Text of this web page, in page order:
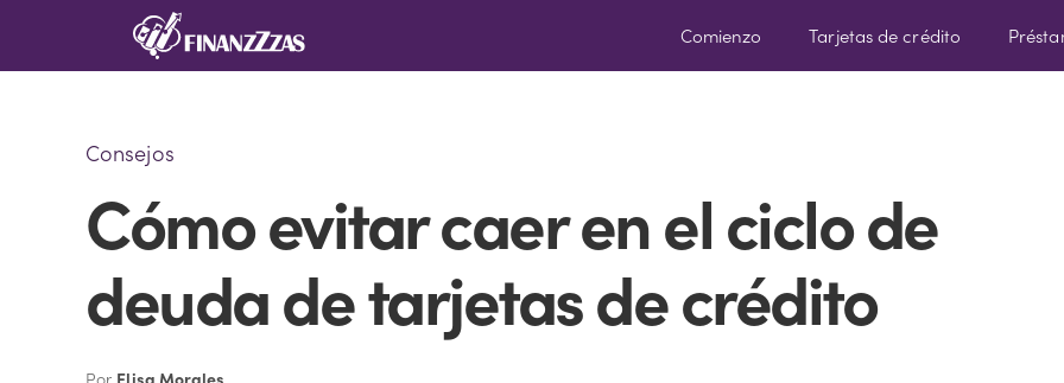
Comienzo Tarjetas de crédito
Consejos
Cómo evitar caer en el ciclo de
deuda de tarjetas de crédito
Por Elisa Morales